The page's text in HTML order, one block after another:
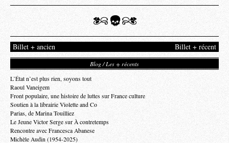
Billet + récent
Billet + ancien
Blog / Les + récents
L’État n’est plus rien, soyons tout
Raoul Vaneigem
Front populaire, une histoire de luttes sur France culture
Soutien à la librairie Violette and Co
Parias, de Marina Touilliez
Le Jeune Victor Serge sur À contretemps
Rencontre avec Francesca Abanese
Michèle Audin (1954-2025)